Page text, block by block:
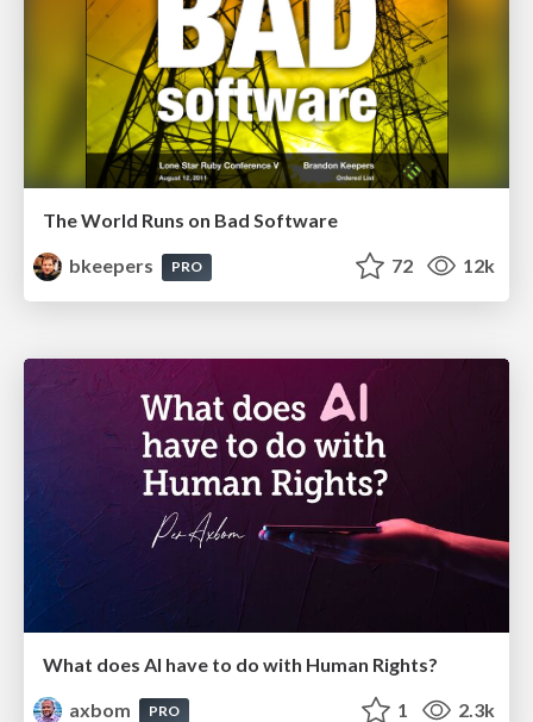
The World Runs on Bad Software
bkeepers
PRO 72 12k
What does AI have to do with Human Rights?
axbom
PRO 1 2.3k